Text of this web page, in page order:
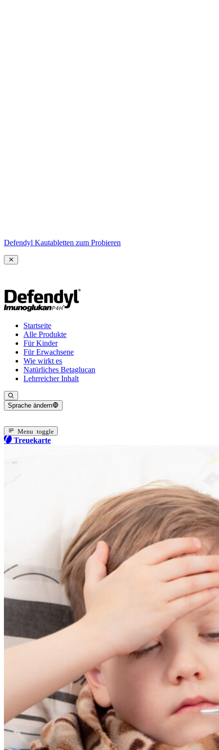
Defendyl Kautabletten zum Probieren
Startseite
Alle Produkte
Für Kinder
Für Erwachsene
Wie wirkt es
Natürliches Betaglucan
Lehrreicher Inhalt
Sprache ändern
Menu toggle
Treuekarte